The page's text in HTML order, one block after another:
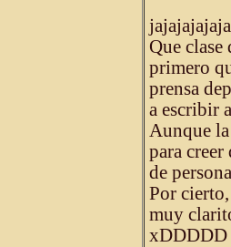
Que clase
primero
prensa
a escribir
Aunque
para
de
Por
muy
xDDDDD